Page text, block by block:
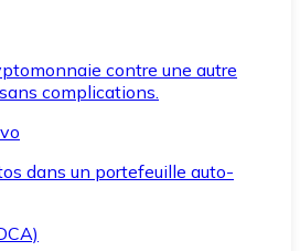
contre une autre
complications.
dans un portefeuille auto-